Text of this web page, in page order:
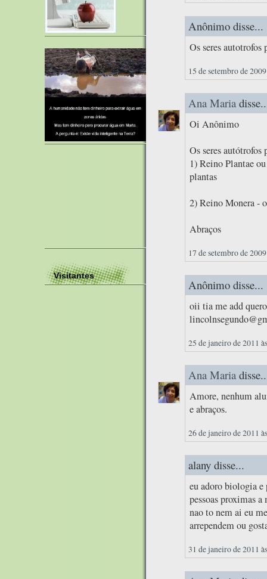
Visitantes
Anônimo disse...
Os seres autotrofos
15 de setembro de
Ana Maria
Oi Anônimo
Os seres autótrofos
1) Reino Plantae
plantas
2) Reino Monera -
Abraços
17 de setembro de
Anônimo disse...
oii tia me add
25 de janeiro de 2011
Ana Maria
Amore, nenhum
e abraços.
26 de janeiro de 2011
alany disse...
eu adoro biologia e
pessoas proximas
nao to nem ai eu
arrependem ou
31 de janeiro de 2011